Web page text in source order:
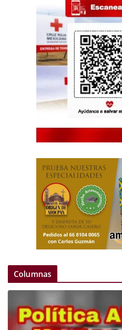
Columnas